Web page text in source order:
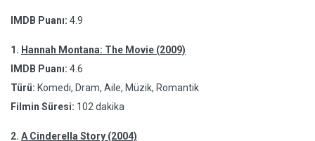
IMDB Puanı: 4.9
1. Hannah Montana: The Movie (2009)
IMDB Puanı: 4.6
Türü: Komedi, Dram, Aile, Müzik, Romantik
Filmin Süresi: 102 dakika
2. A Cinderella Story (2004)